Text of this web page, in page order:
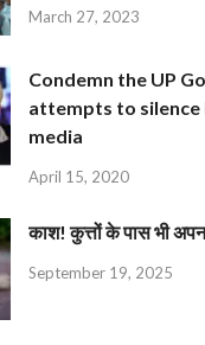
March 27, 2023
Condemn the UP
attempts to silence
media
April 15, 2020
काश! कुत्तों के पास भी
September 19, 2025